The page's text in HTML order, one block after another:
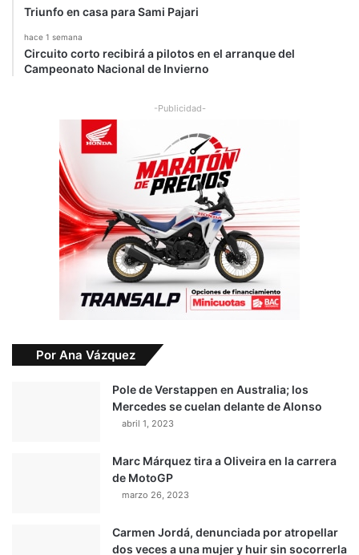
Triunfo en casa para Sami Pajari
hace 1 semana
Circuito corto recibirá a pilotos en el arranque del
Campeonato Nacional de Invierno
-Publicidad-
Por Ana Vázquez
Pole de Verstappen en Australia; los
Mercedes se cuelan delante de Alonso
abril 1, 2023
Marc Márquez tira a Oliveira en la carrera
de MotoGP
marzo 26, 2023
Carmen Jordá, denunciada por atropellar
dos veces a una mujer y huir sin socorrerla